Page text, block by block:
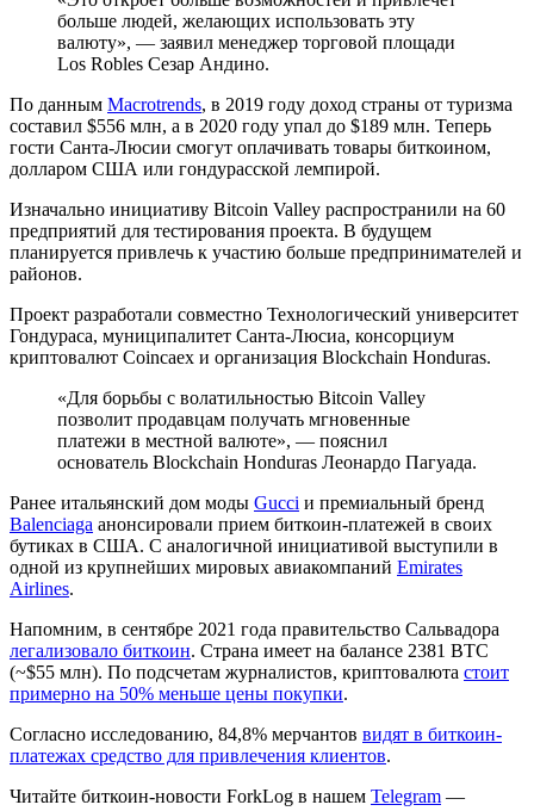
больше людей, желающих использовать эту
валюту», — заявил менеджер торговой площади
Los Robles Сезар Андино.
По данным Macrotrends, в 2019 году доход страны от туризма
составил $556 млн, а в 2020 году упал до $189 млн. Теперь
гости Санта-Люсии смогут оплачивать товары биткоином,
долларом США или гондурасской лемпирой.
Изначально инициативу Bitcoin Valley распространили на 60
предприятий для тестирования проекта. В будущем
планируется привлечь к участию больше предпринимателей и
районов.
Проект разработали совместно Технологический университет
Гондураса, муниципалитет Санта-Люсиа, консорциум
криптовалют Coincaex и организация Blockchain Honduras.
«Для борьбы с волатильностью Bitcoin Valley
позволит продавцам получать мгновенные
платежи в местной валюте», — пояснил
основатель Blockchain Honduras Леонардо Пагуада.
Ранее итальянский дом моды Gucci и премиальный бренд
Balenciaga анонсировали прием биткоин-платежей в своих
бутиках в США. С аналогичной инициативой выступили в
одной из крупнейших мировых авиакомпаний Emirates
Airlines.
Напомним, в сентябре 2021 года правительство Сальвадора
легализовало биткоин. Страна имеет на балансе 2381 BTC
(~$55 млн). По подсчетам журналистов, криптовалюта стоит
примерно на 50% меньше цены покупки.
Согласно исследованию, 84,8% мерчантов видят в биткоин-
платежах средство для привлечения клиентов.
Читайте биткоин-новости ForkLog в нашем Telegram —